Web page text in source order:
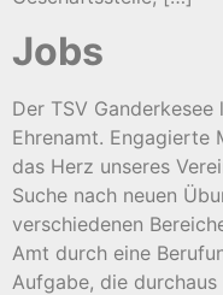
Jobs
Der TSV
Ehrenamt. Engagierte
das Herz unseres
Suche nach neuen
verschiedenen
Amt durch eine
Aufgabe, die